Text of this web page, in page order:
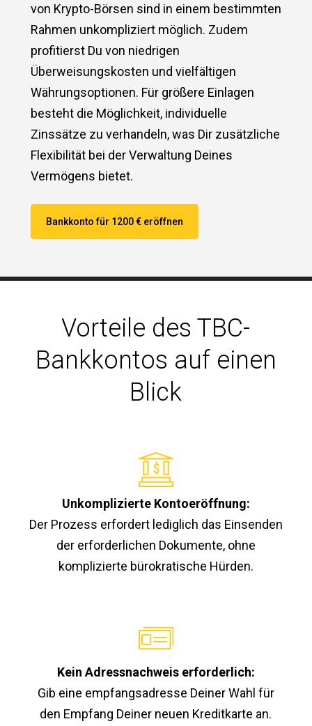
von Krypto-Börsen sind in einem bestimmten
Rahmen unkompliziert möglich. Zudem
profitierst Du von niedrigen
Überweisungskosten und vielfältigen
Währungsoptionen. Für größere Einlagen
besteht die Möglichkeit, individuelle
Zinssätze zu verhandeln, was Dir zusätzliche
Flexibilität bei der Verwaltung Deines
Vermögens bietet.
Bankkonto für 1200 € eröffnen
Vorteile des TBC-
Bankkontos auf einen
Blick
Unkomplizierte Kontoeröffnung:
Der Prozess erfordert lediglich das Einsenden
der erforderlichen Dokumente, ohne
komplizierte bürokratische Hürden.
Kein Adressnachweis erforderlich:
Gib eine empfangsadresse Deiner Wahl für
den Empfang Deiner neuen Kreditkarte an.